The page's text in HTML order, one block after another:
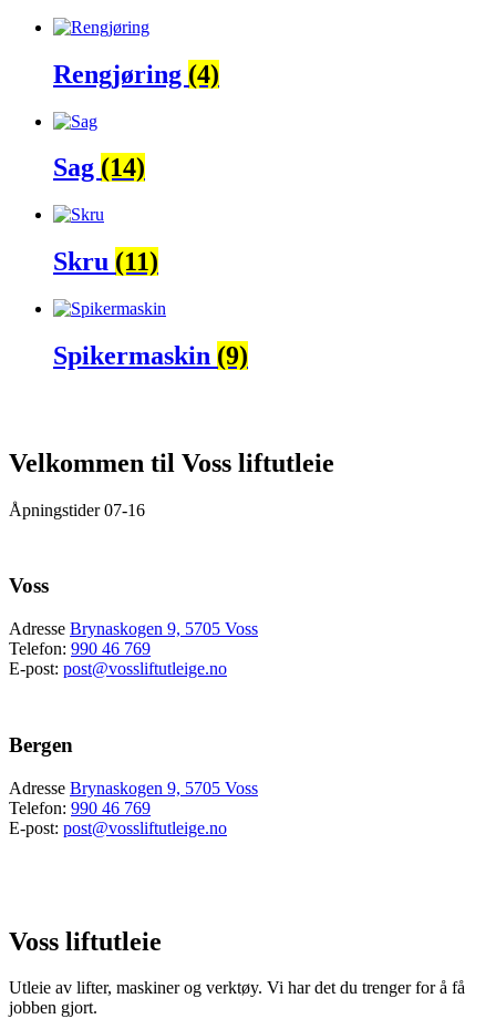
Rengjøring (4)
Sag (14)
Skru (11)
Spikermaskin (9)
Velkommen til Voss liftutleie
Åpningstider 07-16
Voss
Adresse Brynaskogen 9, 5705 Voss
Telefon: 990 46 769
E-post: post@vossliftutleige.no
Bergen
Adresse Brynaskogen 9, 5705 Voss
Telefon: 990 46 769
E-post: post@vossliftutleige.no
Voss liftutleie
Utleie av lifter, maskiner og verktøy. Vi har det du trenger for å få
jobben gjort.